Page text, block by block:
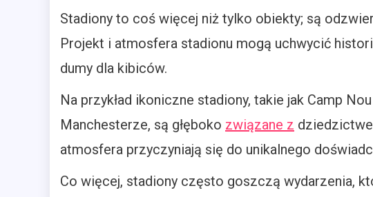
Stadiony to coś więcej niż tylko obiekty; są
Projekt i atmosfera stadionu mogą uchwycić
dumy dla kibiców.
Na przykład ikoniczne stadiony, takie jak Camp
Manchesterze, są głęboko związane z
atmosfera przyczyniają się do unikalnego
Co więcej, stadiony często goszczą wydarzenia,